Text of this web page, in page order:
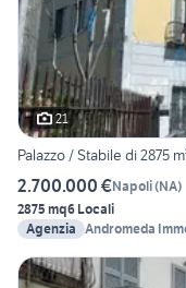
21
Palazzo / Stabile di 2875
2.700.000 €Napoli(NA)
2875 mq6 Locali
Agenzia Andromeda